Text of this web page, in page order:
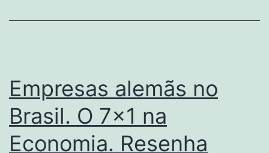
Empresas alemãs no
Brasil. O 7×1 na
Economia. Resenha